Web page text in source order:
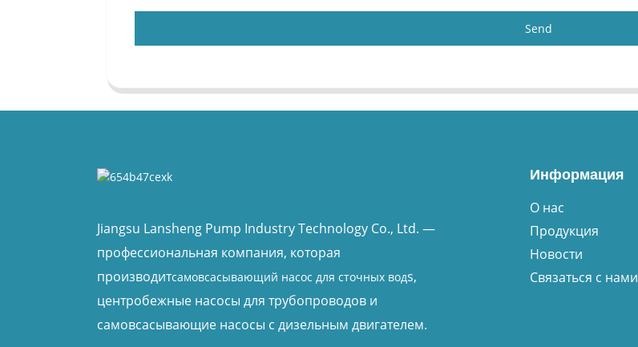
Send
Jiangsu Lansheng Pump Industry Technology Co., Ltd. —
профессиональная компания, которая
производитсамовсасывающий насос для сточных водs,
центробежные насосы для трубопроводов и
самовсасывающие насосы с дизельным двигателем.
Информация
О нас
Продукция
Новости
Связаться с нами